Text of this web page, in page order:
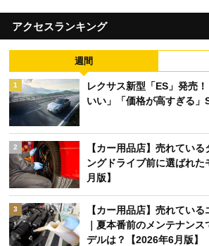
アクセスランキング
週間
1
レクサス新型「ES」発売
いい」「価格が高すぎる」
2
【カー用品店】売れてい
ングドライブ前に選ばれ
月版】
3
【カー用品店】売れてい
｜夏本番前のメンテナン
デルは？【2026年6月版】